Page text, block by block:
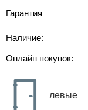
Гарантия
Наличие:
Онлайн покупок:
левые